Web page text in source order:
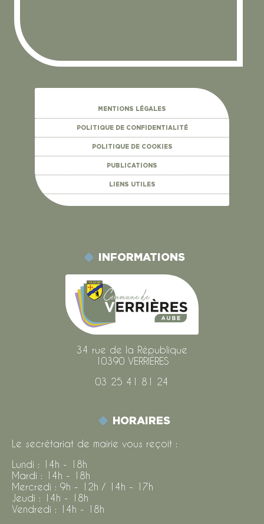
MENTIONS LÉGALES
POLITIQUE DE CONFIDENTIALITÉ
POLITIQUE DE COOKIES
PUBLICATIONS
LIENS UTILES
INFORMATIONS
34 rue de la République
10390 VERRIÈRES
03 25 41 81 24
HORAIRES
Le secrétariat de mairie vous reçoit :
Lundi : 14h - 18h
Mardi : 14h - 18h
Mercredi : 9h - 12h / 14h - 17h
Jeudi : 14h - 18h
Vendredi : 14h - 18h